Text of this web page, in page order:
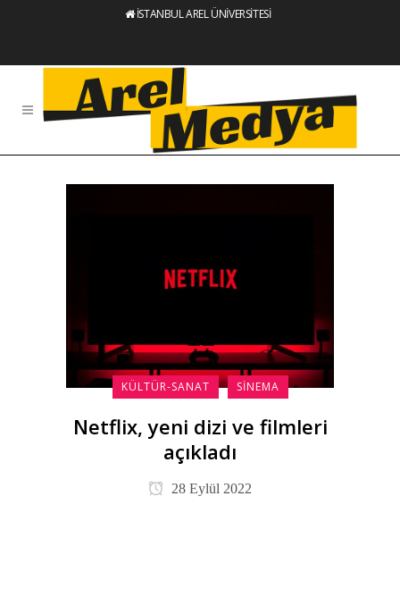
İSTANBUL AREL ÜNİVERSİTESİ
KÜLTÜR-SANAT SINEMA
Netflix, yeni dizi ve filmleri
açıkladı
28 Eylül 2022